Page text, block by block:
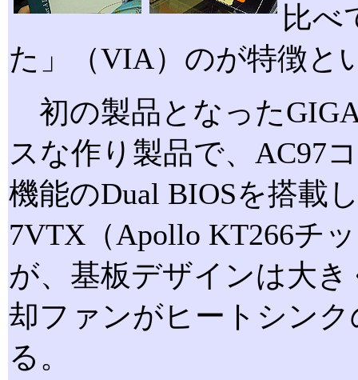
比べ
た」（VIA）のが特徴と
初の製品となった
スな作り製品で、AC97
機能のDual BIOSを搭載
7VTX（Apollo KT266チ
が、基板デザインは大
却ファンがヒートシン
る。